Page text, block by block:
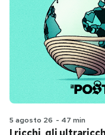
5 agosto 26 - 47 min